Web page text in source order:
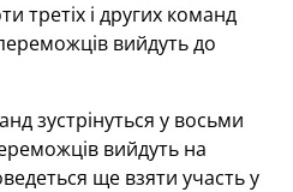
третіх і других команд
вийдуть до
зустрінуться у восьми
вийдуть на
ще взяти участь у